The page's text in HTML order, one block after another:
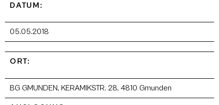
DATUM:
05.05.2018
ORT:
BG GMUNDEN, KERAMIKSTR. 28, 4810 Gmunden